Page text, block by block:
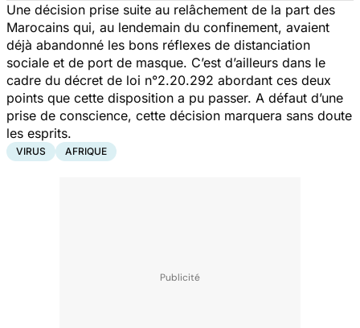
Une décision prise suite au relâchement de la part des
Marocains qui, au lendemain du confinement, avaient
déjà abandonné les bons réflexes de distanciation
sociale et de port de masque. C’est d’ailleurs dans le
cadre du décret de loi n°2.20.292 abordant ces deux
points que cette disposition a pu passer. A défaut d’une
prise de conscience, cette décision marquera sans doute
les esprits.
VIRUS AFRIQUE